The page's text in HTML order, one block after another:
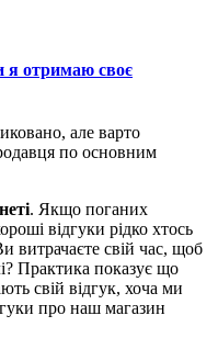
я отримаю своє
але варто
по основним
. Якщо поганих
відгуки рідко хтось
витрачаєте свій час, щоб
Практика показує що
свій відгук, хоча ми
про наш магазин